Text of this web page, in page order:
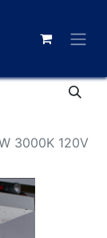
3000K 120V